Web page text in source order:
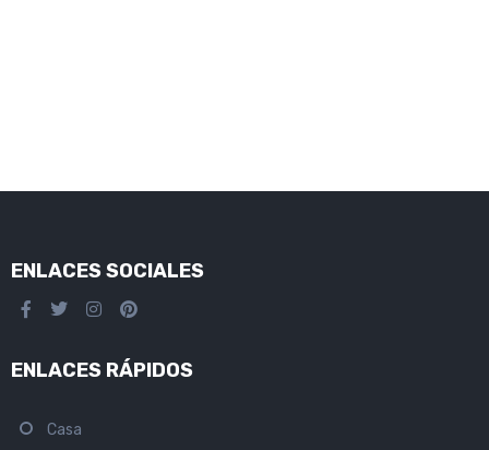
ENLACES SOCIALES
ENLACES RÁPIDOS
Casa